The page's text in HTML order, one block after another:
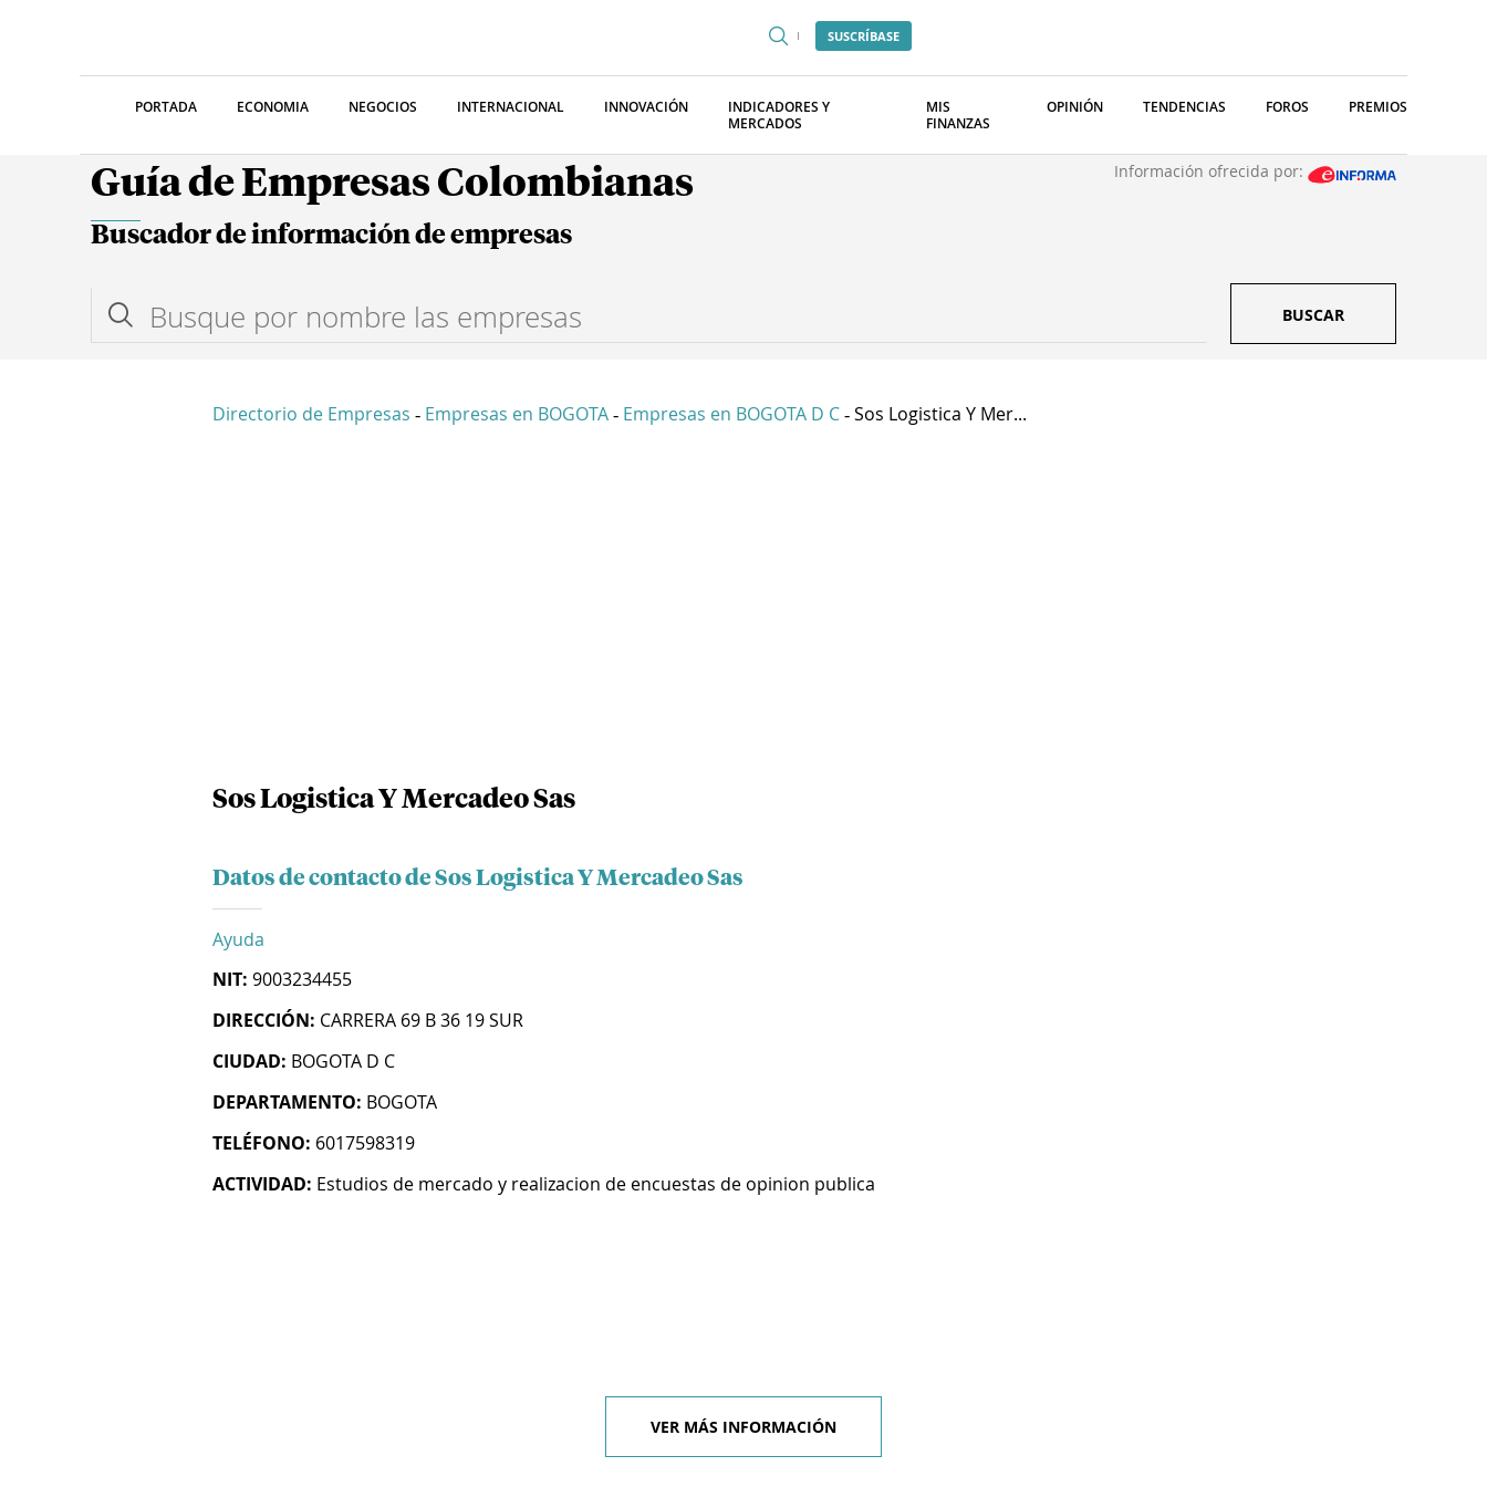
SUSCRÍBASE
PORTADA ECONOMIA NEGOCIOS INTERNACIONAL INNOVACIÓN
INDICADORES Y
MERCADOS
MIS
FINANZAS
OPINIÓN TENDENCIAS FOROS PREMIOS
Guía de Empresas Colombianas Información ofrecida por:
Buscador de información de empresas
BUSCAR
Directorio de Empresas - Empresas en BOGOTA - Empresas en BOGOTA D C - Sos Logistica Y Mer...
Sos Logistica Y Mercadeo Sas
Datos de contacto de Sos Logistica Y Mercadeo Sas
Ayuda
NIT: 9003234455
DIRECCIÓN: CARRERA 69 B 36 19 SUR
CIUDAD: BOGOTA D C
DEPARTAMENTO: BOGOTA
TELÉFONO: 6017598319
ACTIVIDAD: Estudios de mercado y realizacion de encuestas de opinion publica
VER MÁS INFORMACIÓN